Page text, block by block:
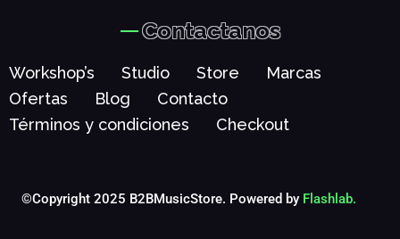
Contactanos
Workshop’s Studio Store
Marcas
Ofertas
Blog
Contacto
Términos y condiciones
Checkout
©Copyright 2025 B2BMusicStore. Powered by Flashlab.